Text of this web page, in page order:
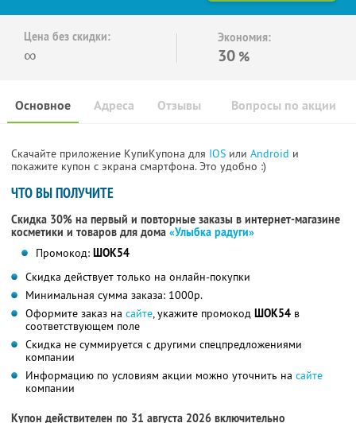
Цена без скидки:
∞
Экономия:
30 %
Основное Отзывы Вопросы по акции
Адреса
Скачайте приложение КупиКупона для IOS или Android и
покажите купон с экрана смартфона. Это удобно :)
ЧТО ВЫ ПОЛУЧИТЕ
Скидка 30% на первый и повторные заказы в интернет-магазине
косметики и товаров для дома «Улыбка радуги»
Промокод: ШОК54
Скидка действует только на онлайн-покупки
Минимальная сумма заказа: 1000р.
Оформите заказ на сайте, укажите промокод ШОК54 в
соответствующем поле
Скидка не суммируется с другими спецпредложениями
компании
Информацию по условиям акции можно уточнить на сайте
компании
Купон действителен по 31 августа 2026 включительно